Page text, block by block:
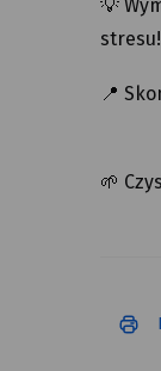
💡
stresu!
📍
🌱